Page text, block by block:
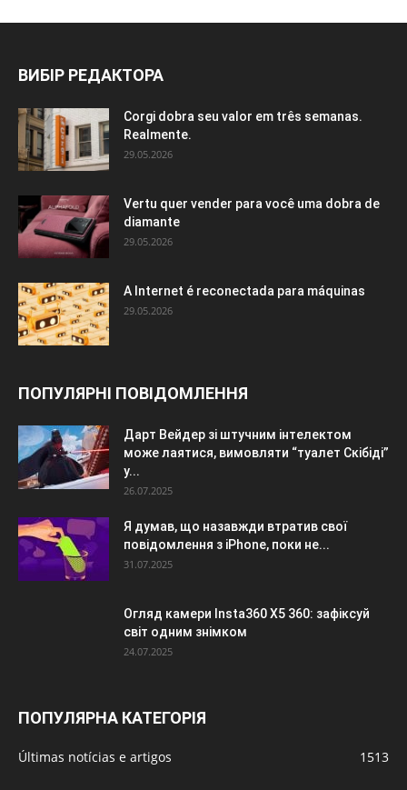
ВИБІР РЕДАКТОРА
Corgi dobra seu valor em três semanas.
Realmente.
29.05.2026
Vertu quer vender para você uma dobra de
diamante
29.05.2026
A Internet é reconectada para máquinas
29.05.2026
ПОПУЛЯРНІ ПОВІДОМЛЕННЯ
Дарт Вейдер зі штучним інтелектом
може лаятися, вимовляти “туалет Скібіді”
у...
26.07.2025
Я думав, що назавжди втратив свої
повідомлення з iPhone, поки не...
31.07.2025
Огляд камери Insta360 X5 360: зафіксуй
світ одним знімком
24.07.2025
ПОПУЛЯРНА КАТЕГОРІЯ
Últimas notícias e artigos 1513